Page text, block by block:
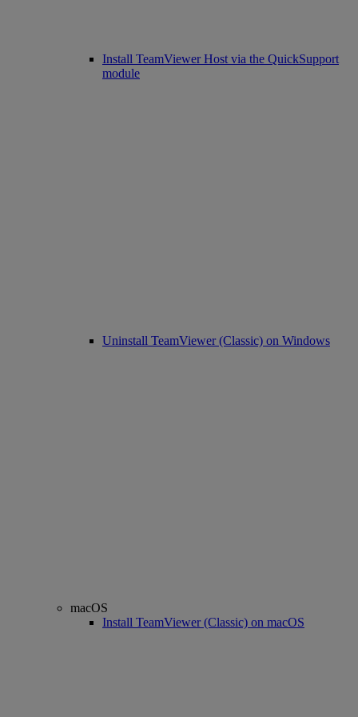
Install TeamViewer Host via the QuickSupport
module
Uninstall TeamViewer (Classic) on Windows
macOS
Install TeamViewer (Classic) on macOS